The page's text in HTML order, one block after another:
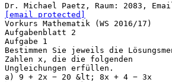
Dr. Michael Paetz, Raum: 2083,
[email protected]
Vorkurs Mathematik (WS 2016/17)
Aufgabenblatt 2
Aufgabe 1
Bestimmen Sie jeweils die
Zahlen x, die die folgenden
Ungleichungen erfüllen.
a) 9 + 2x − 20 &lt; 8x + 4 − 3x